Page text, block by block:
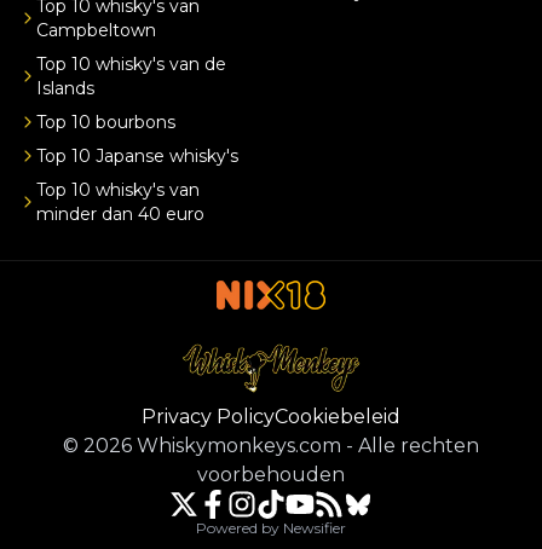
Top 10 whisky's van
Campbeltown
Top 10 whisky's van de
Islands
Top 10 bourbons
Top 10 Japanse whisky's
Top 10 whisky's van
minder dan 40 euro
Privacy PolicyCookiebeleid
© 2026 Whiskymonkeys.com - Alle rechten
voorbehouden
Powered by Newsifier